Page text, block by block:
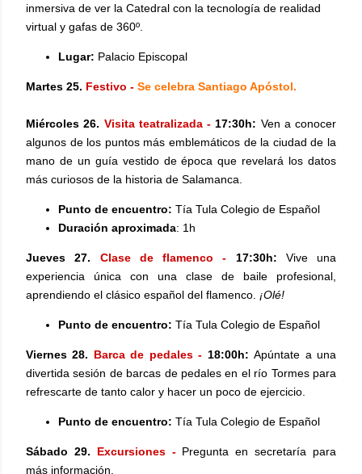
inmersiva de ver la Catedral con la tecnología de realidad
virtual y gafas de 360º.
Lugar: Palacio Episcopal
Martes 25. Festivo - Se celebra Santiago Apóstol.
Miércoles 26. Visita teatralizada - 17:30h: Ven a conocer
algunos de los puntos más emblemáticos de la ciudad de la
mano de un guía vestido de época que revelará los datos
más curiosos de la historia de Salamanca.
Punto de encuentro: Tía Tula Colegio de Español
Duración aproximada: 1h
Jueves 27. Clase de flamenco - 17:30h:
Vive una
experiencia única con una clase de baile profesional,
aprendiendo el clásico español del flamenco. ¡Olé!
Punto de encuentro: Tía Tula Colegio de Español
Viernes 28. Barca de pedales - 18:00h: Apúntate a una
divertida sesión de barcas de pedales en el río Tormes para
refrescarte de tanto calor y hacer un poco de ejercicio.
Punto de encuentro: Tía Tula Colegio de Español
Sábado 29. Excursiones - Pregunta en secretaría para
más información.